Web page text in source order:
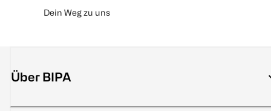
Dein Weg zu uns
Über BIPA